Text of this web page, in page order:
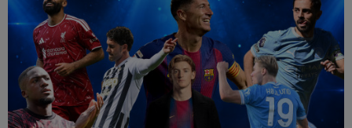
20:30
România U18 s-a calificat în finala
Campionatului European! Victorie mare la...
20:20
Au bătut palma! Zeljko Kopic ia un român la
următoarea echipă: ”În două...
20:19
PSG - Manchester United 1-1. Amical de cinci